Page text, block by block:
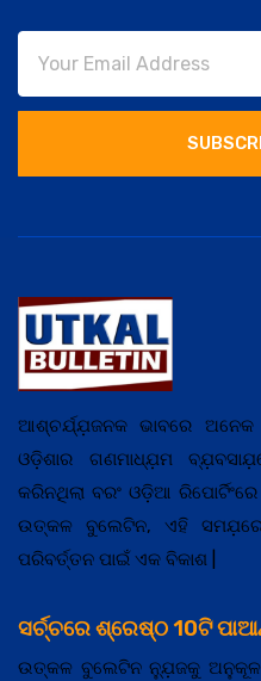
ଆଶ୍ଚର୍ଯ୍ଯ଼ଜନକ ଭାବରେ
ଓଡ଼ିଶାର ଗଣମାଧ୍ଯ଼ମ
କରିନଥିଲା ବରଂ ଓଡ଼ିଆ
ଉତ୍କଳ ବୁଲେଟିନ, ଏହି
ପରିବର୍ତ୍ତନ ପାଇଁ ଏକ ବିକାଶ |
ସର୍ଚ୍ଚରେ ଶ୍ରେଷ୍ଠ 10ଟି
ଉତ୍କଳ ବୁଲେଟିନ ନ୍ଯ଼ୁଜକୁ ଅନୁକୂଳ